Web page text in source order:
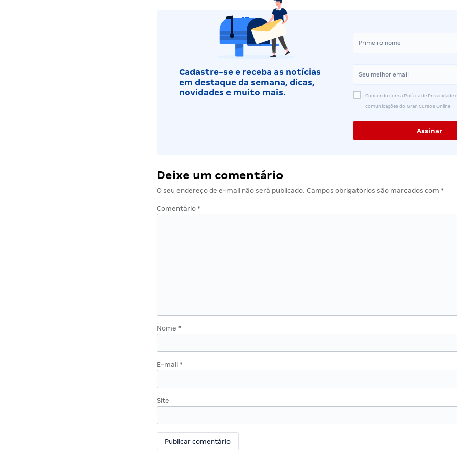
Cadastre-se e receba as notícias
em destaque da semana, dicas,
novidades e muito mais.
Concordo com a Política de Privacidade
comunicações do Gran Cursos Online.
Deixe um comentário
O seu endereço de e-mail não será publicado. Campos obrigatórios são marcados com *
Comentário *
Nome *
E-mail *
Site